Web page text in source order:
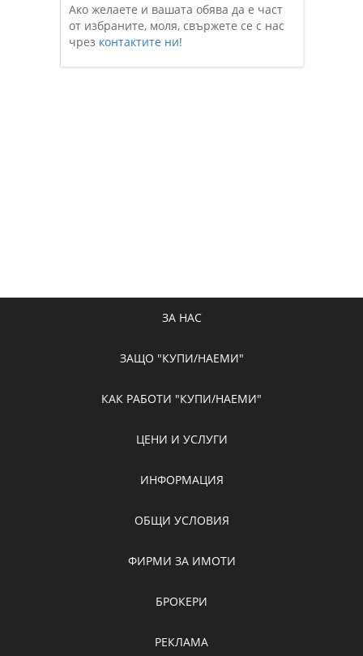
Ако желаете и вашата обява да е част
от избраните, моля, свържете се с нас
чрез контактите ни!
ЗА НАС
ЗАЩО "КУПИ/НАЕМИ"
КАК РАБОТИ "КУПИ/НАЕМИ"
ЦЕНИ И УСЛУГИ
ИНФОРМАЦИЯ
ОБЩИ УСЛОВИЯ
ФИРМИ ЗА ИМОТИ
БРОКЕРИ
РЕКЛАМА